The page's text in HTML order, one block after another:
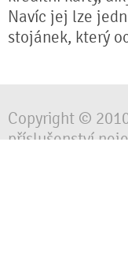
Navíc jej lze
stojánek, který
Copyright ©
příslušenství